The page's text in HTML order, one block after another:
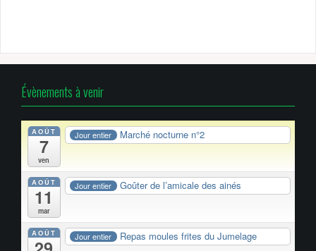
Évènements à venir
AOÛT
7
ven
Jour entier Marché nocturne n°2
AOÛT
11
mar
Jour entier Goûter de l’amicale des ainés
AOÛT Jour entier Repas moules frites du Jumelage